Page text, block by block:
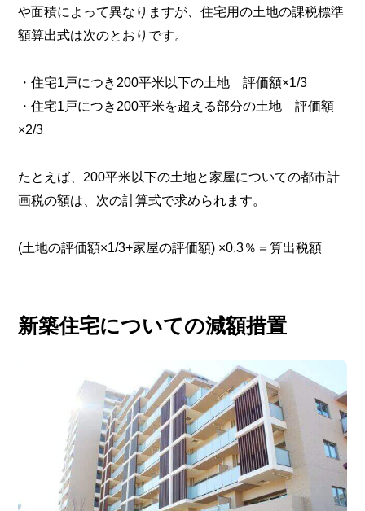
や面積によって異なりますが、住宅用の土地の課税標準
額算出式は次のとおりです。
・住宅1戸につき200平米以下の土地 評価額×1/3
・住宅1戸につき200平米を超える部分の土地 評価額
×2/3
たとえば、200平米以下の土地と家屋についての都市計
画税の額は、次の計算式で求められます。
(土地の評価額×1/3+家屋の評価額) ×0.3％＝算出税額
新築住宅についての減額措置